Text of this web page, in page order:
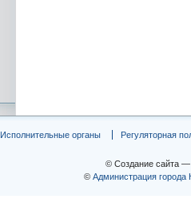
Исполнительные органы Регуляторная
© Создание сайта
© Администрация города